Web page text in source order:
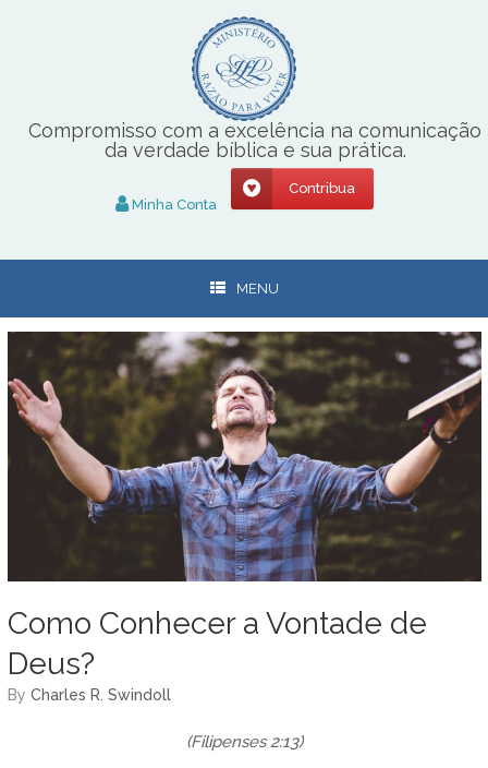
Compromisso com a excelência na comunicação
da verdade bíblica e sua prática.
Minha Conta
Contribua
MENU
Como Conhecer a Vontade de
Deus?
by Charles R. Swindoll
(Filipenses 2:13)